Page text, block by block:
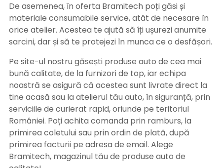
De asemenea, în oferta Bramitech poți găsi și
materiale consumabile service, atât de necesare în
orice atelier. Acestea te ajută să îți ușurezi anumite
sarcini, dar și să te protejezi în munca ce o desfășori.
Pe site-ul nostru găsești produse auto de cea mai
bună calitate, de la furnizori de top, iar echipa
noastră se asigură că acestea sunt livrate direct la
tine acasă sau la atelierul tău auto, în siguranță, prin
serviciile de curierat rapid, oriunde pe teritoriul
României. Poți achita comanda prin ramburs, la
primirea coletului sau prin ordin de plată, după
primirea facturii pe adresa de email. Alege
Bramitech, magazinul tău de produse auto de